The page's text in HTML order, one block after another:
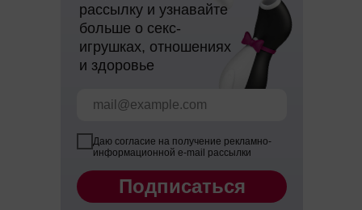
Даю согласие на получение рекламно-
информационной e-mail рассылки
Подписаться
рассылку и узнавайте
больше о секс-
игрушках, отношениях
и здоровье